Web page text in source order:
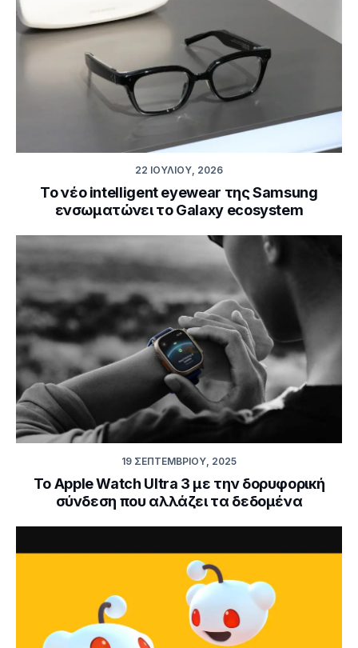
22 ΙΟΥΛΊΟΥ, 2026
Το νέο intelligent eyewear της Samsung
ενσωματώνει το Galaxy ecosystem
19 ΣΕΠΤΕΜΒΡΊΟΥ, 2025
Το Apple Watch Ultra 3 με την δορυφορική
σύνδεση που αλλάζει τα δεδομένα